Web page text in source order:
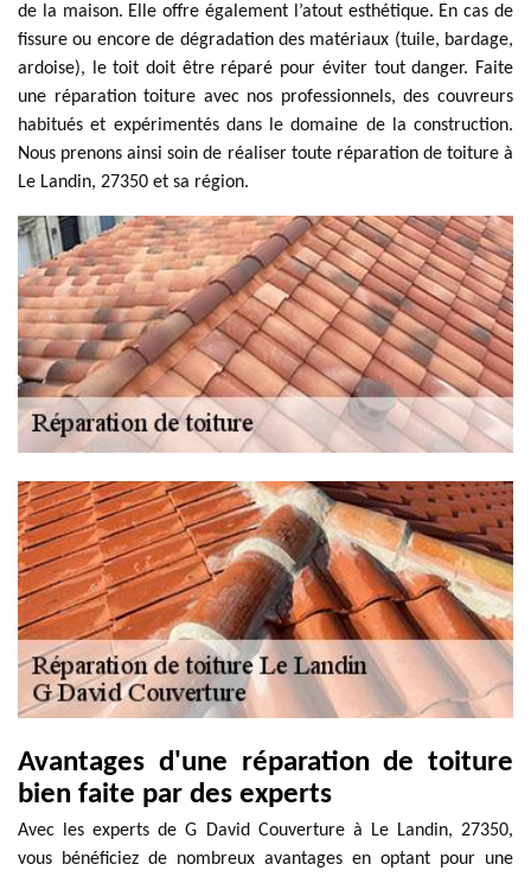
de la maison. Elle offre également l’atout esthétique. En cas de
fissure ou encore de dégradation des matériaux (tuile, bardage,
ardoise), le toit doit être réparé pour éviter tout danger. Faite
une réparation toiture avec nos professionnels, des couvreurs
habitués et expérimentés dans le domaine de la construction.
Nous prenons ainsi soin de réaliser toute réparation de toiture à
Le Landin, 27350 et sa région.
Avantages d'une réparation de toiture
bien faite par des experts
Avec les experts de G David Couverture à Le Landin, 27350,
vous bénéficiez de nombreux avantages en optant pour une